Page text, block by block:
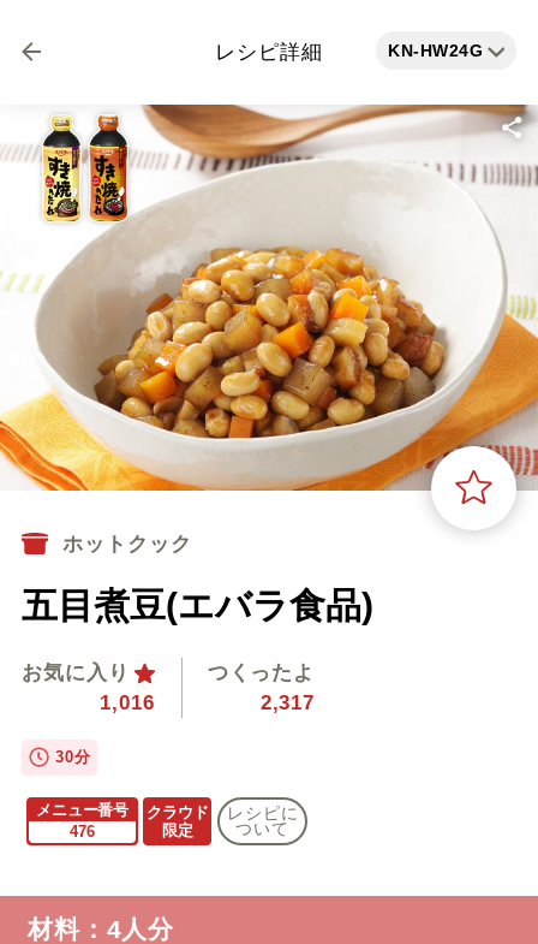
レシピ詳細 KN-HW24G
ホットクック
五目煮豆(エバラ食品)
お気に入り
1,016
つくったよ
2,317
30分
メニュー番号
476
クラウド
限定
レシピに
ついて
材料：4人分